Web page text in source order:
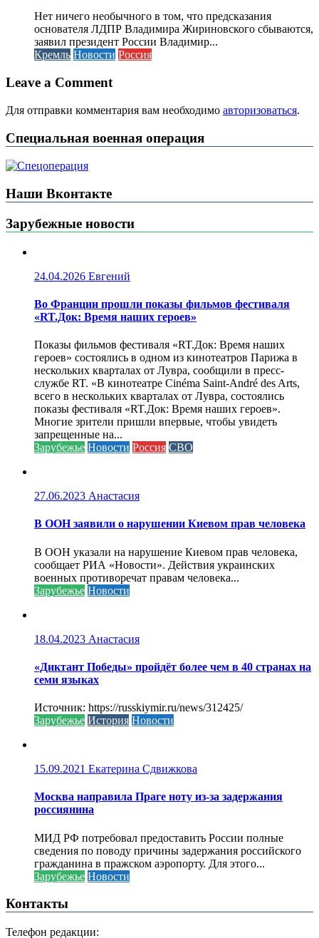
Нет ничего необычного в том, что предсказания
основателя ЛДПР Владимира Жириновского сбываются,
заявил президент России Владимир...
Кремль Новости Россия
Leave a Comment
Для отправки комментария вам необходимо авторизоваться.
Специальная военная операция
Наши Вконтакте
Зарубежные новости
24.04.2026 Евгений
Во Франции прошли показы фильмов фестиваля
«RT.Док: Время наших героев»
Показы фильмов фестиваля «RT.Док: Время наших
героев» состоялись в одном из кинотеатров Парижа в
нескольких кварталах от Лувра, сообщили в пресс-
службе RT. «В кинотеатре Cinéma Saint-André des Arts,
всего в нескольких кварталах от Лувра, состоялись
показы фестиваля «RT.Док: Время наших героев».
Многие зрители пришли впервые, чтобы увидеть
запрещенные на...
Зарубежье Новости Россия СВО
27.06.2023 Анастасия
В ООН заявили о нарушении Киевом прав человека
В ООН указали на нарушение Киевом прав человека,
сообщает РИА «Новости». Действия украинских
военных противоречат правам человека...
Зарубежье Новости
18.04.2023 Анастасия
«Диктант Победы» пройдёт более чем в 40 странах на
семи языках
Источник: https://russkiymir.ru/news/312425/
Зарубежье История Новости
15.09.2021 Екатерина Сдвижкова
Москва направила Праге ноту из-за задержания
россиянина
МИД РФ потребовал предоставить России полные
сведения по поводу причины задержания российского
гражданина в пражском аэропорту. Для этого...
Зарубежье Новости
Контакты
Телефон редакции: